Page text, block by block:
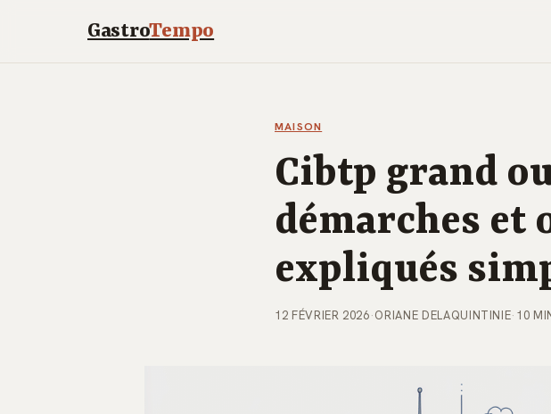
GastroTempo
MAISON
Cibtp grand
démarches et
expliqués
12 FÉVRIER 2026·ORIANE DELAQUINTINIE· 10